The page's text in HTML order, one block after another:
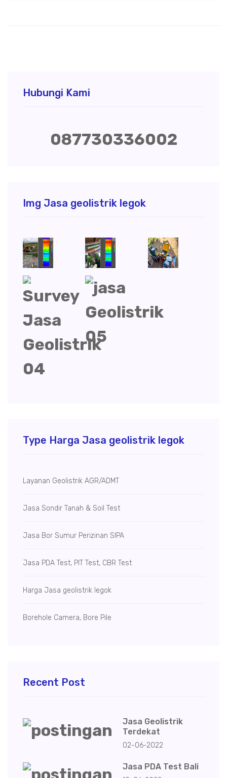
Hubungi Kami
087730336002
Img Jasa geolistrik legok
Type Harga Jasa geolistrik legok
Layanan Geolistrik AGR/ADMT
Jasa Sondir Tanah & Soil Test
Jasa Bor Sumur Perizinan SIPA
Jasa PDA Test, PIT Test, CBR Test
Harga Jasa geolistrik legok
Borehole Camera, Bore Pile
Recent Post
Jasa Geolistrik
Terdekat
02-06-2022
Jasa PDA Test Bali